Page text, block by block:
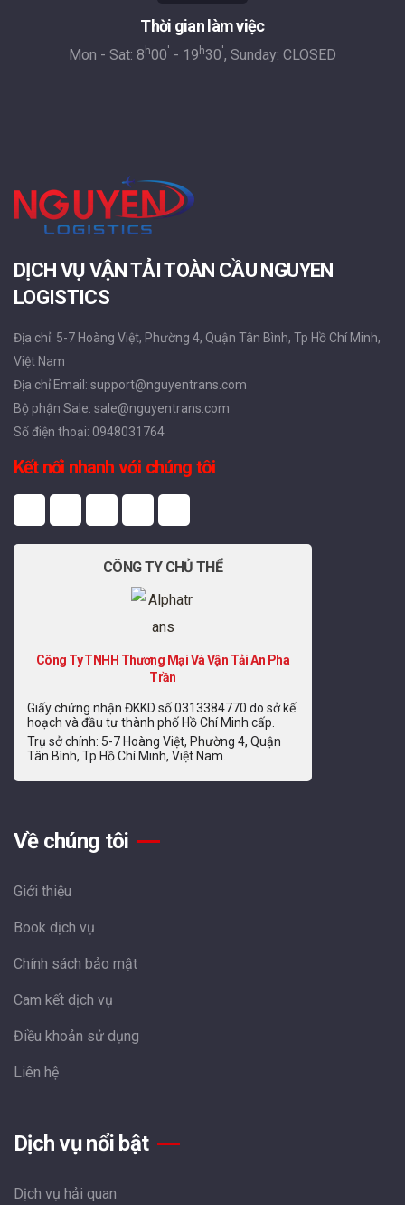
Thời gian làm việc
Mon - Sat: 8 h00' - 19 h30', Sunday: CLOSED
DỊCH VỤ VẬN TẢI TOÀN CẦU NGUYEN
LOGISTICS
Địa chỉ: 5-7 Hoàng Việt, Phường 4, Quận Tân Bình, Tp Hồ Chí Minh,
Việt Nam
Địa chỉ Email: support@nguyentrans.com
Bộ phận Sale: sale@nguyentrans.com
Số điện thoại: 0948031764
Kết nối nhanh với chúng tôi
CÔNG TY CHỦ THỂ
Công Ty TNHH Thương Mại Và Vận Tải An Pha
Trần
Giấy chứng nhận ĐKKD số 0313384770 do sở kế
hoạch và đầu tư thành phố Hồ Chí Minh cấp.
Trụ sở chính: 5-7 Hoàng Việt, Phường 4, Quận
Tân Bình, Tp Hồ Chí Minh, Việt Nam.
Về chúng tôi
Giới thiệu
Book dịch vụ
Chính sách bảo mật
Cam kết dịch vụ
Điều khoản sử dụng
Liên hệ
Dịch vụ nổi bật
Dịch vụ hải quan